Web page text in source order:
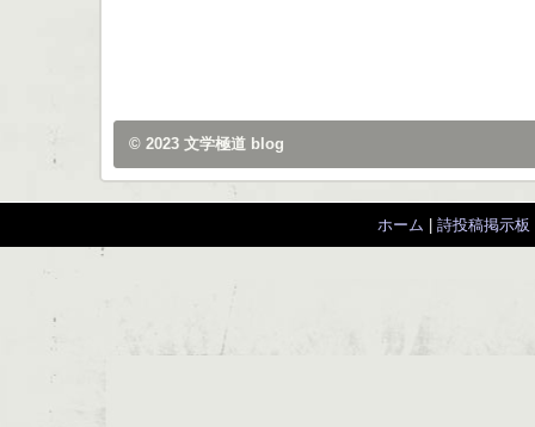
© 2023 文学極道 blog
ホーム 詩投稿掲示板